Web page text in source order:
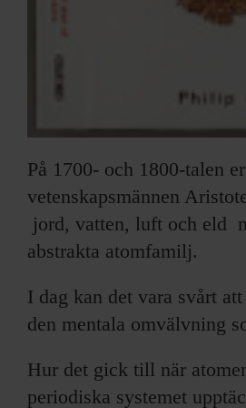
På 1700- och 1800-talen
vetenskapsmännen
 jord, vatten, luft och eld 
abstrakta atomfamilj.
I dag kan det vara svårt
den mentala omvälvning
Hur det gick till när
periodiska systemet